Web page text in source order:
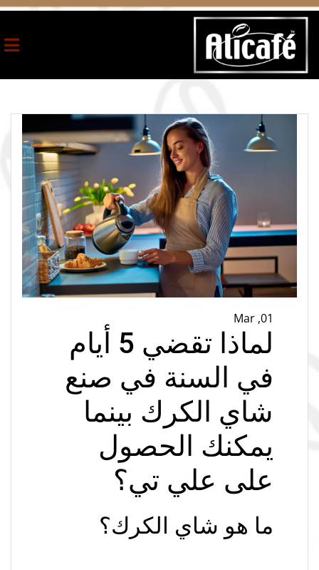
Mar ,01
لماذا تقضي 5 أيام
في السنة في صنع
شاي الكرك بينما
يمكنك الحصول
على علي تي؟
ما هو شاي الكرك؟